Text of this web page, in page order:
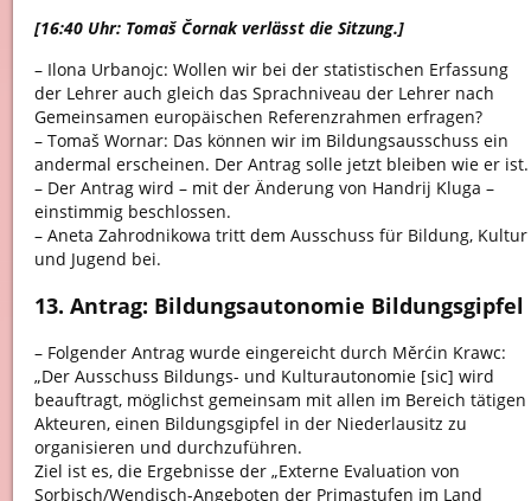
[16:40 Uhr: Tomaš Čornak verlässt die Sitzung.]
– Ilona Urbanojc: Wollen wir bei der statistischen Erfassung
der Lehrer auch gleich das Sprachniveau der Lehrer nach
Gemeinsamen europäischen Referenzrahmen erfragen?
– Tomaš Wornar: Das können wir im Bildungsausschuss ein
andermal erscheinen. Der Antrag solle jetzt bleiben wie er ist.
– Der Antrag wird – mit der Änderung von Handrij Kluga –
einstimmig beschlossen.
– Aneta Zahrodnikowa tritt dem Ausschuss für Bildung, Kultur
und Jugend bei.
13. Antrag: Bildungsautonomie Bildungsgipfel
– Folgender Antrag wurde eingereicht durch Měrćin Krawc:
„Der Ausschuss Bildungs- und Kulturautonomie [sic] wird
beauftragt, möglichst gemeinsam mit allen im Bereich tätigen
Akteuren, einen Bildungsgipfel in der Niederlausitz zu
organisieren und durchzuführen.
Ziel ist es, die Ergebnisse der „Externe Evaluation von
Sorbisch/Wendisch-Angeboten der Primastufen im Land